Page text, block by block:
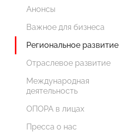
Анонсы
Важное для бизнеса
Региональное развитие
Отраслевое развитие
Международная
деятельность
ОПОРА в лицах
Пресса о нас